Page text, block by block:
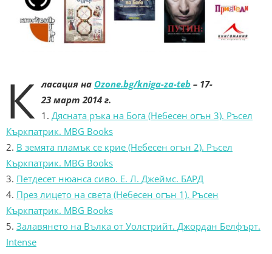
К ласация на Ozone.bg/kniga-za-teb – 17-
23 март2014 г.
1. Дясната ръка на Бога (Небесен oгън 3). Ръсел
Къркпатрик. MBG Books
2. В земята пламък се крие (Небесен огън 2). Ръсел
Къркпатрик. MBG Books
3. Петдесет нюанса сиво. Е. Л. Джеймс. БАРД
4. През лицето на света (Небесен огън 1). Ръсен
Къркпатрик. MBG Books
5. Залавянето на Вълка от Уолстрийт. Джордан Белфърт.
Intense